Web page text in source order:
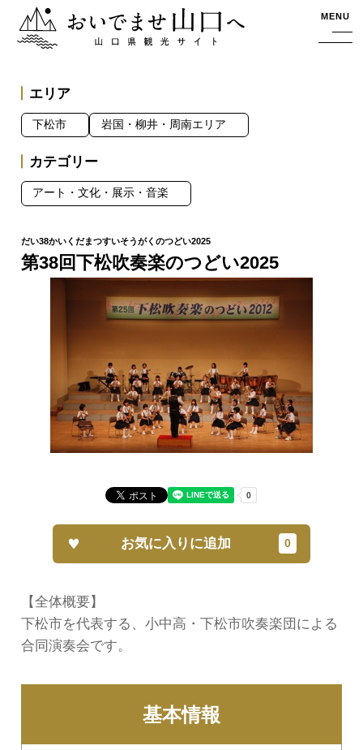
おいでませ山口へー山口県観光サイト MENU
第38回下松吹奏楽のつどい2025
【全体概要】
下松市を代表する、小中高・下松市吹奏楽団による
合同演奏会です。
お気に入りに追加
エリア
下松市 岩国・柳井・周南エリア
カテゴリー
アート・文化・展示・音楽
基本情報